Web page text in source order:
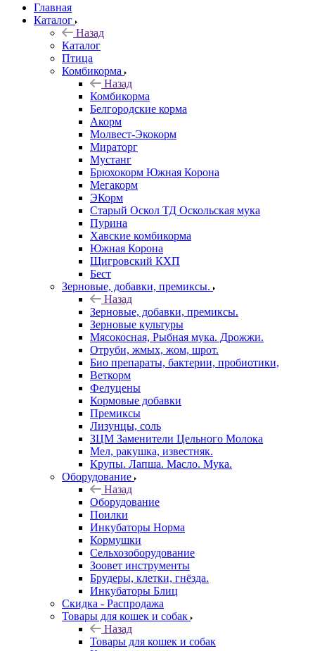
Главная
Каталог
Назад
Каталог
Птица
Комбикорма
Назад
Комбикорма
Белгородские корма
Акорм
Молвест-Экокорм
Мираторг
Мустанг
Брюхокорм Южная Корона
Мегакорм
ЭКорм
Старый Оскол ТД Оскольская мука
Пурина
Хавские комбикорма
Южная Корона
Щигровский КХП
Бест
Зерновые, добавки, премиксы.
Назад
Зерновые, добавки, премиксы.
Зерновые культуры
Мясокосная, Рыбная мука. Дрожжи.
Отруби, жмых, жом, шрот.
Био препараты, бактерии, пробиотики,
Веткорм
Фелуцены
Кормовые добавки
Премиксы
Лизунцы, соль
ЗЦМ Заменители Цельного Молока
Мел, ракушка, известняк.
Крупы. Лапша. Масло. Мука.
Оборудование
Назад
Оборудование
Поилки
Инкубаторы Норма
Кормушки
Сельхозоборудование
Зоовет инструменты
Брудеры, клетки, гнёзда.
Инкубаторы Блиц
Скидка - Распродажа
Товары для кошек и собак
Назад
Товары для кошек и собак